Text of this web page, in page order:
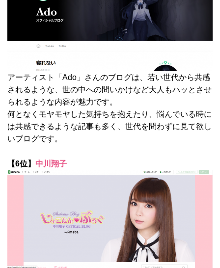
アーティスト「Ado」さんのブログは、若い世代から共感
されるような、世の中への問いかけなど大人もハッとさせ
られるような内容が魅力です。
何となくモヤモヤした気持ちを抱えたり、悩んでいる時に
は共感できるような記事も多く、世代を問わずに見て欲し
いブログです。
【6位】 中川翔子